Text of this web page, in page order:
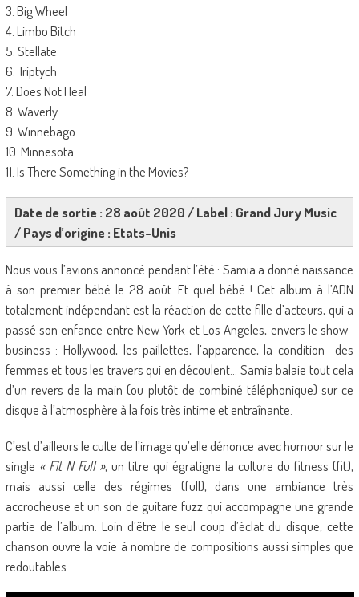
3. Big Wheel
4. Limbo Bitch
5. Stellate
6. Triptych
7. Does Not Heal
8. Waverly
9. Winnebago
10. Minnesota
11. Is There Something in the Movies?
Date de sortie : 28 août 2020 / Label : Grand Jury Music
/ Pays d’origine : Etats-Unis
Nous vous l’avions annoncé pendant l’été : Samia a donné naissance
à son premier bébé le 28 août. Et quel bébé ! Cet album à l’ADN
totalement indépendant est la réaction de cette fille d’acteurs, qui a
passé son enfance entre New York et Los Angeles, envers le show-
business : Hollywood, les paillettes, l’apparence, la condition des
femmes et tous les travers qui en découlent… Samia balaie tout cela
d’un revers de la main (ou plutôt de combiné téléphonique) sur ce
disque à l’atmosphère à la fois très intime et entraînante.
C’est d’ailleurs le culte de l’image qu’elle dénonce avec humour sur le
single « Fit N Full », un titre qui égratigne la culture du fitness (fit),
mais aussi celle des régimes (full), dans une ambiance très
accrocheuse et un son de guitare fuzz qui accompagne une grande
partie de l’album. Loin d’être le seul coup d’éclat du disque, cette
chanson ouvre la voie à nombre de compositions aussi simples que
redoutables.